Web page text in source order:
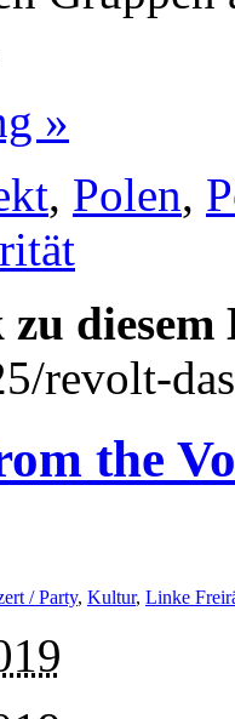
»
, Polen,
revolt-
the
/ Party, Kultur, Linke